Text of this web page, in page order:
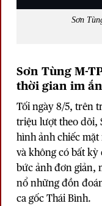
Sơn Tùng M-
Sơn Tùng M-
thời gian im
Tối ngày 8/5, trên
triệu lượt theo dõi,
hình ảnh chiếc
và không có bất
bức ảnh đơn giản,
nổ những đồn
ca gốc Thái Bình.